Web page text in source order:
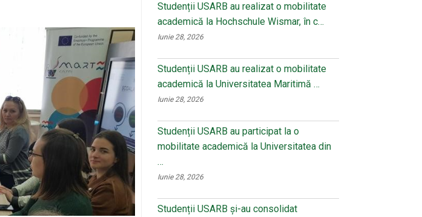
Studenții USARB au realizat o mobilitate
academică la Hochschule Wismar, în c…
Iunie 28, 2026
Studenții USARB au realizat o mobilitate
academică la Universitatea Maritimă …
Iunie 28, 2026
Studenții USARB au participat la o
mobilitate academică la Universitatea din
…
Iunie 28, 2026
Studenții USARB și-au consolidat